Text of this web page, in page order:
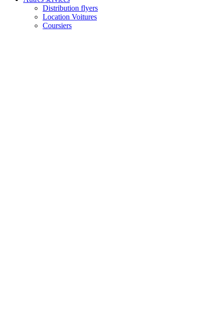
Distribution flyers
Location Voitures
Coursiers